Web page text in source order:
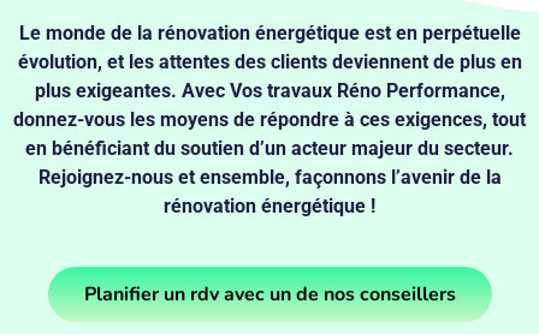
Le monde de la rénovation énergétique est en perpétuelle
évolution, et les attentes des clients deviennent de plus en
plus exigeantes. Avec Vos travaux Réno Performance,
donnez-vous les moyens de répondre à ces exigences, tout
en bénéficiant du soutien d’un acteur majeur du secteur.
Rejoignez-nous et ensemble, façonnons l’avenir de la
rénovation énergétique !
Planifier un rdv avec un de nos conseillers